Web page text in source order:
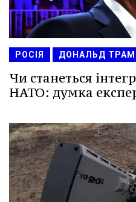
РОСІЯ ДОНАЛЬД
Чи станеться
НАТО: думка